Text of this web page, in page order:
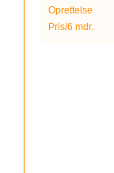
Oprettelse
Pris/6 mdr.